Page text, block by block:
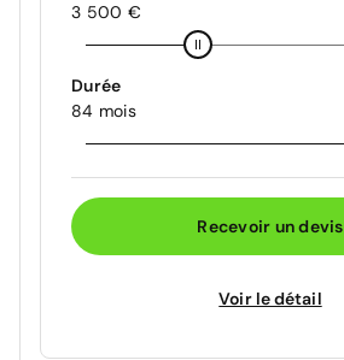
3 500 €
Durée
84 mois
Recevoir un devis
Voir le détail